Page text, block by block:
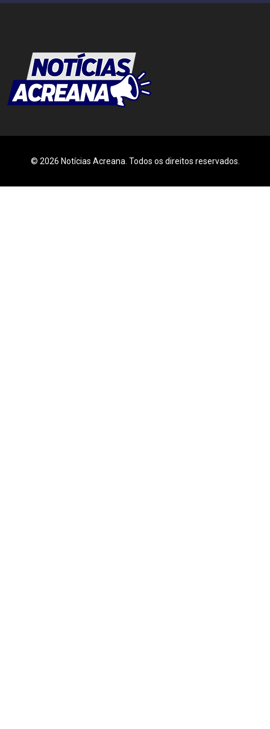
© 2026 Notícias Acreana. Todos os direitos reservados.